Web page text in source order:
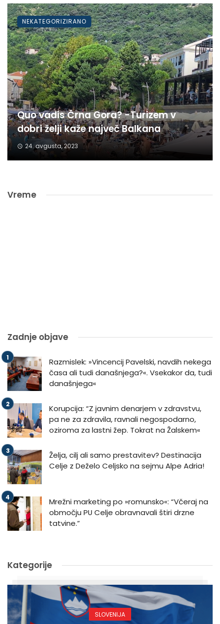
Quo vadis Črna Gora? -Turizem v
dobri želji kaže največ Balkana
24. avgusta, 2023
NEKATEGORIZIRANO
Vreme
Zadnje objave
Razmislek: »Vincencij Pavelski, navdih nekega
časa ali tudi današnjega?«. Vsekakor da, tudi
današnjega«
Korupcija: “Z javnim denarjem v zdravstvu,
pa ne za zdravila, ravnali negospodarno,
oziroma za lastni žep. Tokrat na Žalskem«
Želja, cilj ali samo prestavitev? Destinacija
Celje z Deželo Celjsko na sejmu Alpe Adria!
Mrežni marketing po »romunsko«: “Včeraj na
območju PU Celje obravnavali štiri drzne
tatvine.”
Kategorije
SLOVENIJA